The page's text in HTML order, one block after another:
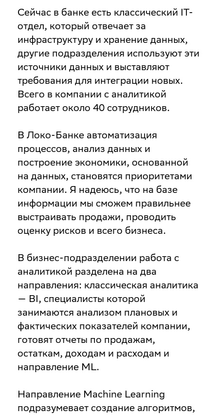
Сейчас в банке есть классический IT-
отдел, который отвечает за
инфраструктуру и хранение данных,
другие подразделения используют эти
источники данных и выставляют
требования для интеграции новых.
Всего в компании с аналитикой
работает около 40 сотрудников.
В Локо-Банке автоматизация
процессов, анализ данных и
построение экономики, основанной
на данных, становятся приоритетами
компании. Я надеюсь, что на базе
информации мы сможем правильнее
выстраивать продажи, проводить
оценку рисков и всего бизнеса.
В бизнес-подразделении работа с
аналитикой разделена на два
направления: классическая аналитика
— BI, специалисты которой
занимаются анализом плановых и
фактических показателей компании,
готовят отчеты по продажам,
остаткам, доходам и расходам и
направление ML.
Направление Machine Learning
подразумевает создание алгоритмов,